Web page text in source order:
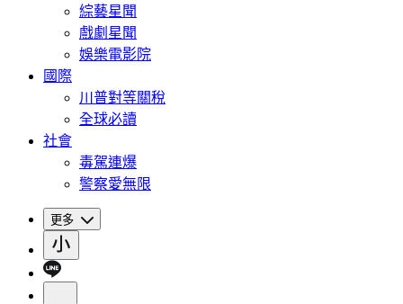
綜藝星聞
戲劇星聞
娛樂電影院
國際
川普對等關稅
全球必讀
社會
毒駕連爆
警察愛無限
更多